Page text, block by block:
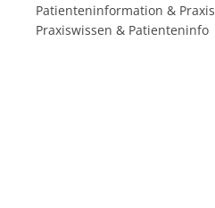
Patienteninformation & Praxis
Praxiswissen & Patienteninfo